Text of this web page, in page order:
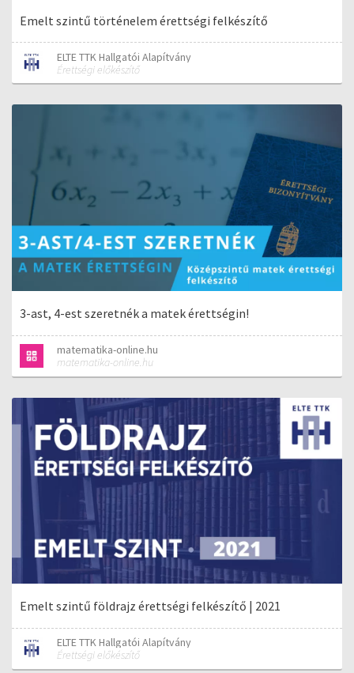
Emelt szintű történelem érettségi felkészítő
ELTE TTK Hallgatói Alapítvány
Érettségi előkészítő
3-ast, 4-est szeretnék a matek érettségin!
matematika-online.hu
matematika-online.hu
Emelt szintű földrajz érettségi felkészítő | 2021
ELTE TTK Hallgatói Alapítvány
Érettségi előkészítő